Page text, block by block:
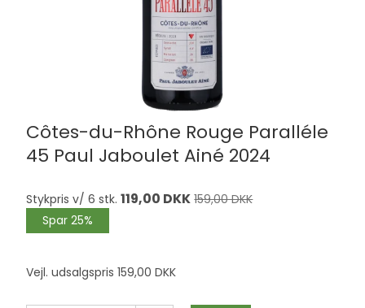
Côtes-du-Rhône Rouge Paralléle
45 Paul Jaboulet Ainé 2024
Stykpris v/ 6 stk. 119,00 DKK 159,00 DKK
Spar 25%
Vejl. udsalgspris 159,00 DKK